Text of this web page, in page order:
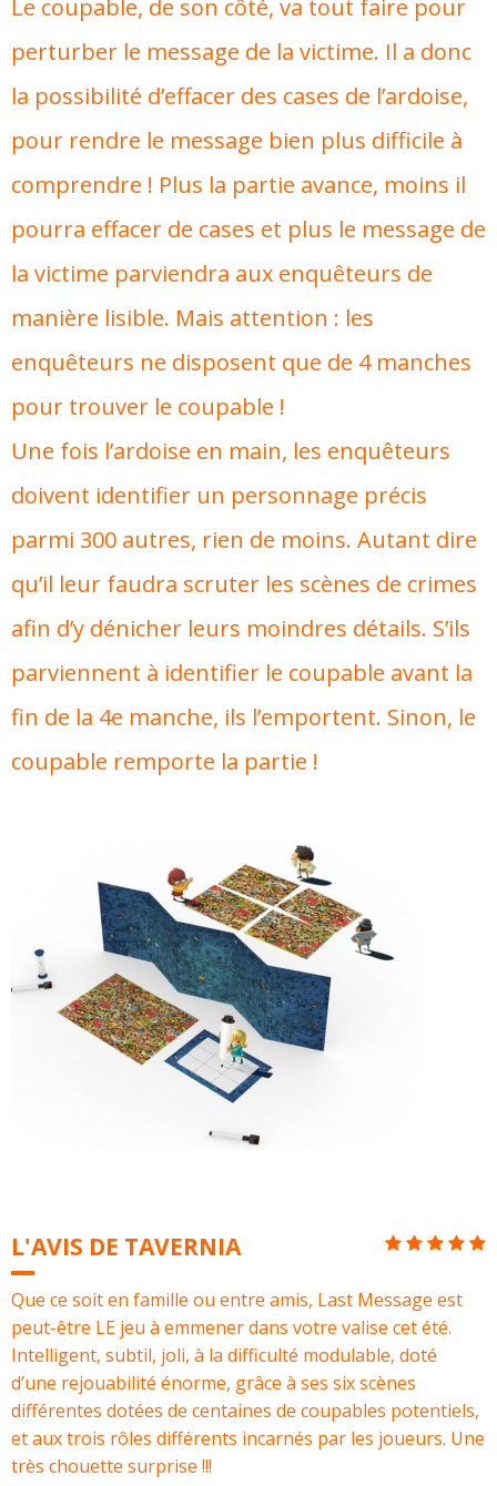
Le coupable, de son côté, va tout faire pour
perturber le message de la victime. Il a donc
la possibilité d’effacer des cases de l’ardoise,
pour rendre le message bien plus difficile à
comprendre ! Plus la partie avance, moins il
pourra effacer de cases et plus le message de
la victime parviendra aux enquêteurs de
manière lisible. Mais attention : les
enquêteurs ne disposent que de 4 manches
pour trouver le coupable !
Une fois l’ardoise en main, les enquêteurs
doivent identifier un personnage précis
parmi 300 autres, rien de moins. Autant dire
qu’il leur faudra scruter les scènes de crimes
afin d’y dénicher leurs moindres détails. S’ils
parviennent à identifier le coupable avant la
fin de la 4e manche, ils l’emportent. Sinon, le
coupable remporte la partie !
L'AVIS DE TAVERNIA
Que ce soit en famille ou entre amis, Last Message est
peut-être LE jeu à emmener dans votre valise cet été.
Intelligent, subtil, joli, à la difficulté modulable, doté
d’une rejouabilité énorme, grâce à ses six scènes
différentes dotées de centaines de coupables potentiels,
et aux trois rôles différents incarnés par les joueurs. Une
très chouette surprise !!!